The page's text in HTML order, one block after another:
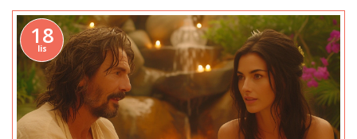
18
lis